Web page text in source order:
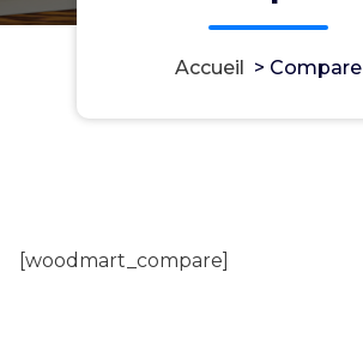
Accueil > Compare
[woodmart_compare]